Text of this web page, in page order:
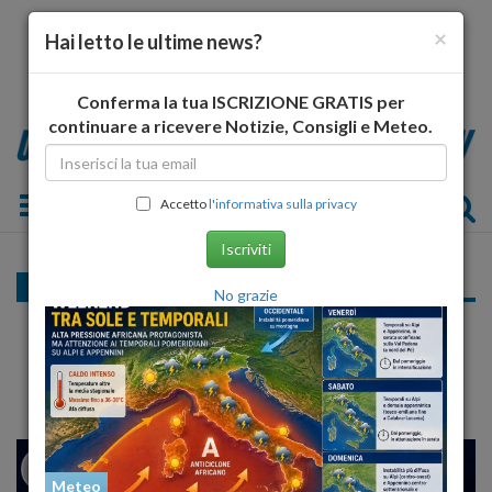
Toggle navigation
Intervista al prefetto Aurelio Cozzani su
morti bianche, lavoro nero
MILANO 26 29
×
Hai letto le ultime news?
Conferma la tua ISCRIZIONE GRATIS per
continuare a ricevere Notizie, Consigli e Meteo.
Accettol'informativa sulla privacy
Iscriviti
No grazie
Meteo